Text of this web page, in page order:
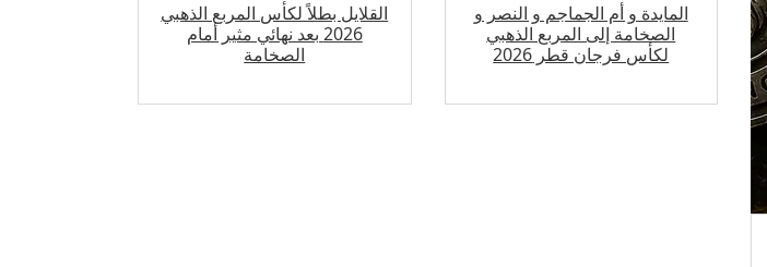
المايدة و أم الجماجم و النصر و
الصخامة إلى المربع الذهبي
لكأس فرجان قطر 2026
القلايل بطلاً لكأس المربع الذهبي
2026 بعد نهائي مثير أمام
الصخامة